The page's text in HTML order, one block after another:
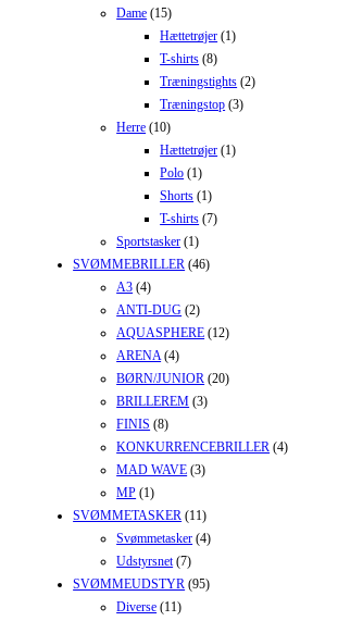
Dame (15)
Hættetrøjer (1)
T-shirts (8)
Træningstights (2)
Træningstop (3)
Herre (10)
Hættetrøjer (1)
Polo (1)
Shorts (1)
T-shirts (7)
Sportstasker (1)
SVØMMEBRILLER (46)
A3 (4)
ANTI-DUG (2)
AQUASPHERE (12)
ARENA (4)
BØRN/JUNIOR (20)
BRILLEREM (3)
FINIS (8)
KONKURRENCEBRILLER (4)
MAD WAVE (3)
MP (1)
SVØMMETASKER (11)
Svømmetasker (4)
Udstyrsnet (7)
SVØMMEUDSTYR (95)
Diverse (11)